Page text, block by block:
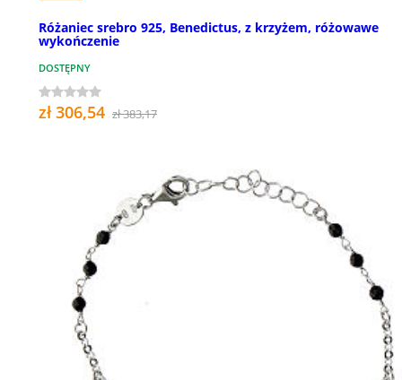
Różaniec srebro 925, Benedictus, z krzyżem, różowawe
wykończenie
DOSTĘPNY
zł 306,54 zł 383,17